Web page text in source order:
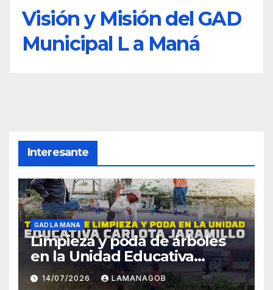
Visión y Misión del GAD
Municipal L a Maná
Interesante
GAD LA MANA
Limpieza y poda de árboles
en la Unidad Educativa
Carlota Jaramillo
14/07/2026 LAMANAGOB